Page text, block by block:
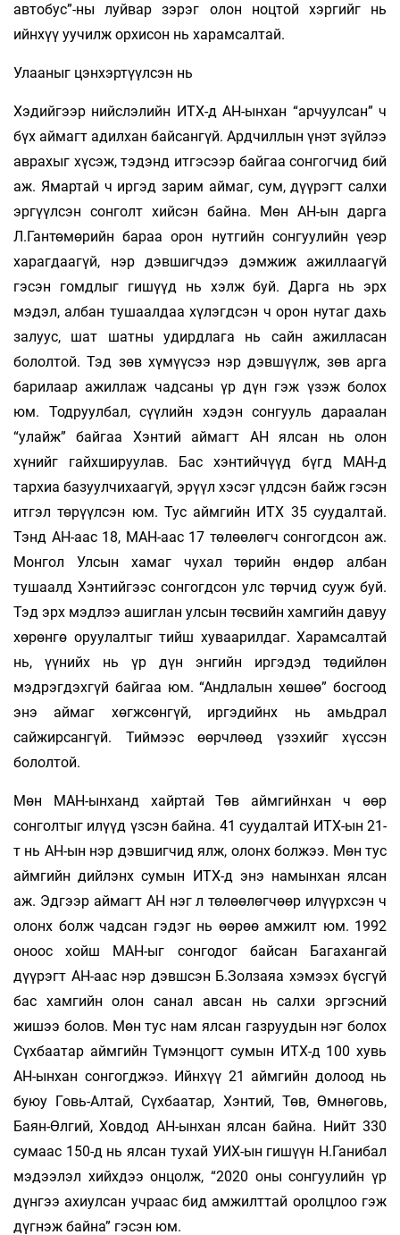
автобус”-ны луйвар зэрэг олон ноцтой хэргийг нь
ийнхүү уучилж орхисон нь харамсалтай.
Улааныг цэнхэртүүлсэн нь
Хэдийгээр нийслэлийн ИТХ-д АН-ынхан “арчуулсан” ч
бүх аймагт адилхан байсангүй. Ардчиллын үнэт зүйлээ
аврахыг хүсэж, тэдэнд итгэсээр байгаа сонгогчид бий
аж. Ямартай ч иргэд зарим аймаг, сум, дүүрэгт салхи
эргүүлсэн сонголт хийсэн байна. Мөн АН-ын дарга
Л.Гантөмөрийн бараа орон нутгийн сонгуулийн үеэр
харагдаагүй, нэр дэвшигчдээ дэмжиж ажиллаагүй
гэсэн гомдлыг гишүүд нь хэлж буй. Дарга нь эрх
мэдэл, албан тушаалдаа хүлэгдсэн ч орон нутаг дахь
залуус, шат шатны удирдлага нь сайн ажилласан
бололтой. Тэд зөв хүмүүсээ нэр дэвшүүлж, зөв арга
барилаар ажиллаж чадсаны үр дүн гэж үзэж болох
юм. Тодруулбал, сүүлийн хэдэн сонгууль дараалан
“улайж” байгаа Хэнтий аймагт АН ялсан нь олон
хүнийг гайхшируулав. Бас хэнтийчүүд бүгд МАН-д
тархиа базуулчихаагүй, эрүүл хэсэг үлдсэн байж гэсэн
итгэл төрүүлсэн юм. Тус аймгийн ИТХ 35 суудалтай.
Тэнд АН-аас 18, МАН-аас 17 төлөөлөгч сонгогдсон аж.
Монгол Улсын хамаг чухал төрийн өндөр албан
тушаалд Хэнтийгээс сонгогдсон улс төрчид сууж буй.
Тэд эрх мэдлээ ашиглан улсын төсвийн хамгийн давуу
хөрөнгө оруулалтыг тийш хуваарилдаг. Харамсалтай
нь, үүнийх нь үр дүн энгийн иргэдэд төдийлөн
мэдрэгдэхгүй байгаа юм. “Андлалын хөшөө” босгоод
энэ аймаг хөгжсөнгүй, иргэдийнх нь амьдрал
сайжирсангүй. Тиймээс өөрчлөөд үзэхийг хүссэн
бололтой.
Мөн МАН-ынханд хайртай Төв аймгийнхан ч өөр
сонголтыг илүүд үзсэн байна. 41 суудалтай ИТХ-ын 21-
т нь АН-ын нэр дэвшигчид ялж, олонх болжээ. Мөн тус
аймгийн дийлэнх сумын ИТХ-д энэ намынхан ялсан
аж. Эдгээр аймагт АН нэг л төлөөлөгчөөр илүүрхсэн ч
олонх болж чадсан гэдэг нь өөрөө амжилт юм. 1992
оноос хойш МАН-ыг сонгодог байсан Багахангай
дүүрэгт АН-аас нэр дэвшсэн Б.Золзаяа хэмээх бүсгүй
бас хамгийн олон санал авсан нь салхи эргэсний
жишээ болов. Мөн тус нам ялсан газруудын нэг болох
Сүхбаатар аймгийн Түмэнцогт сумын ИТХ-д 100 хувь
АН-ынхан сонгогджээ. Ийнхүү 21 аймгийн долоод нь
буюу Говь-Алтай, Сүхбаатар, Хэнтий, Төв, Өмнөговь,
Баян-Өлгий, Ховдод АН-ынхан ялсан байна. Нийт 330
сумаас 150-д нь ялсан тухай УИХ-ын гишүүн Н.Ганибал
мэдээлэл хийхдээ онцолж, “2020 оны сонгуулийн үр
дүнгээ ахиулсан учраас бид амжилттай оролцлоо гэж
дүгнэж байна” гэсэн юм.